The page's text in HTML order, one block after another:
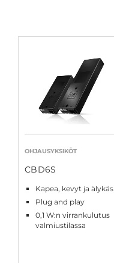
OHJAUSYKSIKÖT
CBD6S
Kapea, kevyt ja älykäs
Plug and play
0,1 W:n virrankulutus
valmiustilassa